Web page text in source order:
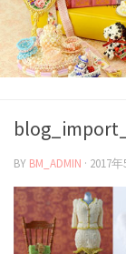
BY BM_ADMIN · 2017